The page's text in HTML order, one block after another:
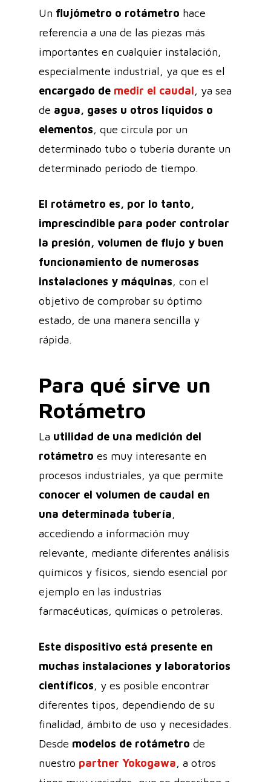
Un flujómetro o rotámetro hace
referencia a una de las piezas más
importantes en cualquier instalación,
especialmente industrial, ya que es el
encargado de medir el caudal, ya sea
de agua, gases u otros líquidos o
elementos, que circula por un
determinado tubo o tubería durante un
determinado periodo de tiempo.
El rotámetro es, por lo tanto,
imprescindible para poder controlar
la presión, volumen de flujo y buen
funcionamiento de numerosas
instalaciones y máquinas, con el
objetivo de comprobar su óptimo
estado, de una manera sencilla y
rápida.
Para qué sirve un
Rotámetro
La utilidad de una medición del
rotámetro es muy interesante en
procesos industriales, ya que permite
conocer el volumen de caudal en
una determinada tubería,
accediendo a información muy
relevante, mediante diferentes análisis
químicos y físicos, siendo esencial por
ejemplo en las industrias
farmacéuticas, químicas o petroleras.
Este dispositivo está presente en
muchas instalaciones y laboratorios
científicos, y es posible encontrar
diferentes tipos, dependiendo de su
finalidad, ámbito de uso y necesidades.
Desde modelos de rotámetro de
nuestro partner Yokogawa, a otros